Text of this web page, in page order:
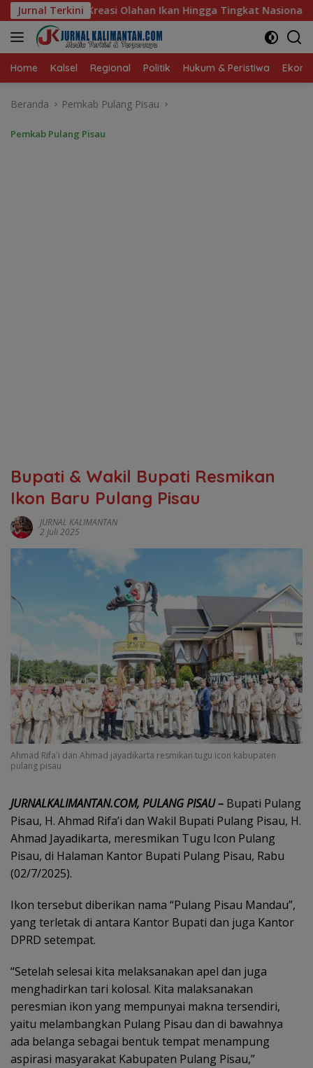
Langsung
ke
konten
Jurnal Terkini
Hingga Tingkat Nasional Pada Lomba Masak Serba Ikan
Home Kalsel Regional Politik Hukum & Peristiwa
Beranda Pemkab Pulang Pisau
Pemkab Pulang Pisau
Bupati & Wakil Bupati Resmikan
Ikon Baru Pulang Pisau
JURNAL KALIMANTAN
2 Juli 2025
Ahmad Rifa'i dan Ahmad jayadikarta resmikan tugu icon kabupaten
pulang pisau
JURNALKALIMANTAN.COM, PULANG PISAU – Bupati Pulang
Pisau, H. Ahmad Rifa’i dan Wakil Bupati Pulang Pisau, H.
Ahmad Jayadikarta, meresmikan Tugu Icon Pulang
Pisau, di Halaman Kantor Bupati Pulang Pisau, Rabu
(02/7/2025).
Ikon tersebut diberikan nama “Pulang Pisau Mandau”,
yang terletak di antara Kantor Bupati dan juga Kantor
DPRD setempat.
“Setelah selesai kita melaksanakan apel dan juga
menghadirkan tari kolosal. Kita malaksanakan
peresmian ikon yang mempunyai makna tersendiri,
yaitu melambangkan Pulang Pisau dan di bawahnya
ada belanga sebagai bentuk tempat menampung
aspirasi masyarakat Kabupaten Pulang Pisau,”